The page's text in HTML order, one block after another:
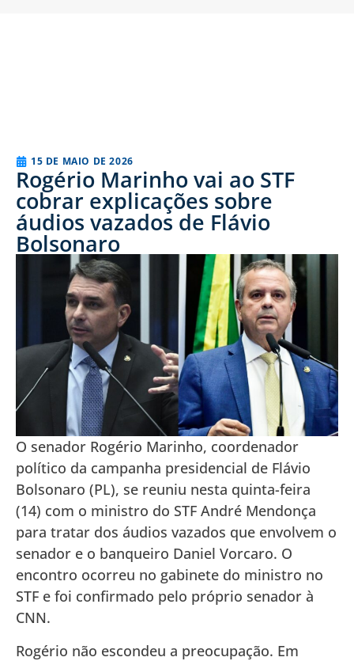
15 DE MAIO DE 2026
Rogério Marinho vai ao STF
cobrar explicações sobre
áudios vazados de Flávio
Bolsonaro
O senador Rogério Marinho, coordenador
político da campanha presidencial de Flávio
Bolsonaro (PL), se reuniu nesta quinta-feira
(14) com o ministro do STF André Mendonça
para tratar dos áudios vazados que envolvem o
senador e o banqueiro Daniel Vorcaro. O
encontro ocorreu no gabinete do ministro no
STF e foi confirmado pelo próprio senador à
CNN.
Rogério não escondeu a preocupação. Em